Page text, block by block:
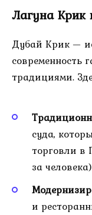
Лагуна Крик
Дубай Крик —
современность
традициями.
суда,
торговли в
за человека)
и